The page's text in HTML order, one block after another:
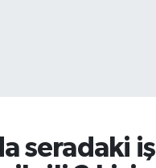
seradaki iş